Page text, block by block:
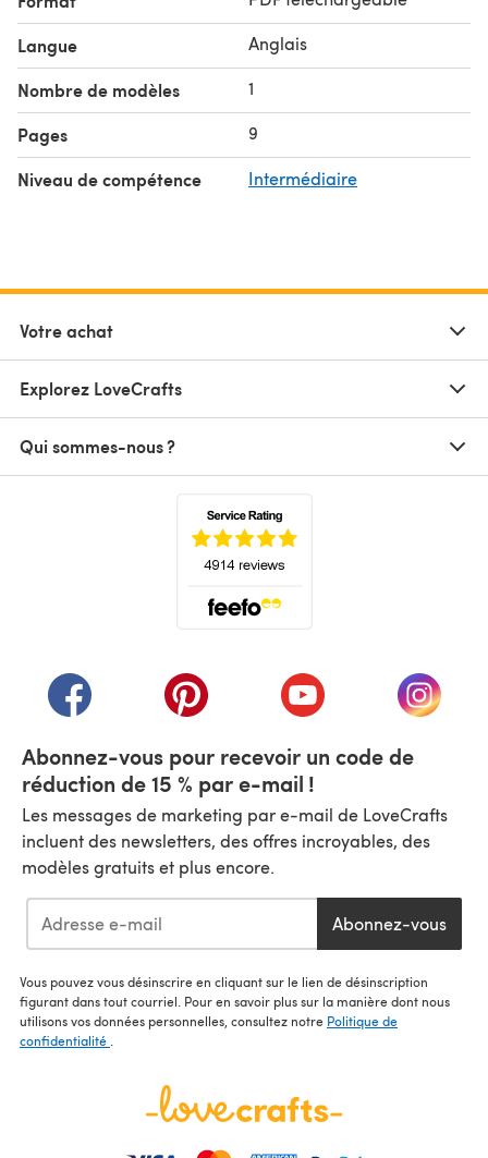
Langue Anglais
Nombre de modèles 1
Pages 9
Niveau de compétence Intermédiaire
Votre achat
Explorez LoveCrafts
Qui sommes-nous ?
(s'ouvre dans un nouvel onglet)
(s'ouvre dans un nouvel onglet)
(s'ouvre dans un(s'ouvre
Abonnez-vous pour recevoir un code de
réduction de 15 % par e-mail !
Les messages de marketing par e-mail de LoveCrafts
incluent des newsletters, des offres incroyables, des
modèles gratuits et plus encore.
Abonnez-vous
Vous pouvez vous désinscrire en cliquant sur le lien de désinscription
figurant dans tout courriel. Pour en savoir plus sur la manière dont nous
utilisons vos données personnelles, consultez notre Politique de
confidentialité